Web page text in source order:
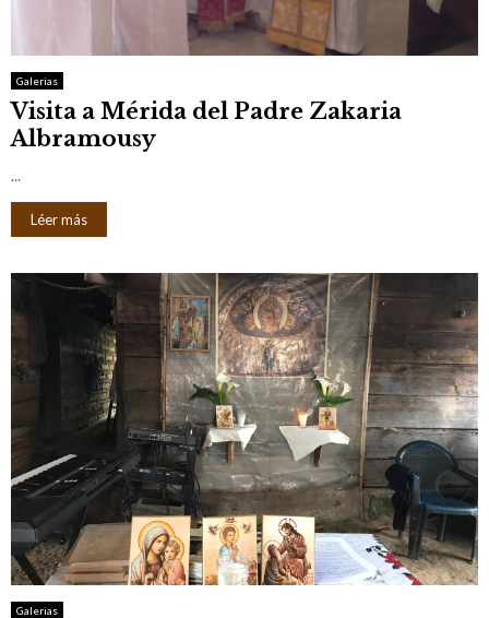
E
N
U
Galerias
Visita a Mérida del Padre Zakaria
Albramousy
...
Léer más
Galerias